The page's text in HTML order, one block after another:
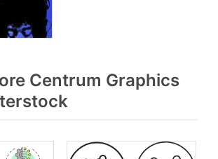
Centrum Graphics